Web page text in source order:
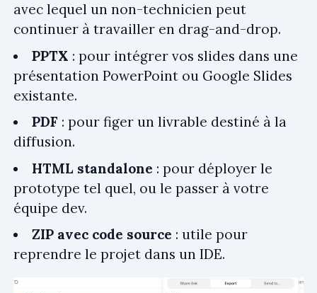
avec lequel un non-technicien peut
continuer à travailler en drag-and-drop.
PPTX : pour intégrer vos slides dans une
présentation PowerPoint ou Google Slides
existante.
PDF : pour figer un livrable destiné à la
diffusion.
HTML standalone : pour déployer le
prototype tel quel, ou le passer à votre
équipe dev.
ZIP avec code source : utile pour
reprendre le projet dans un IDE.